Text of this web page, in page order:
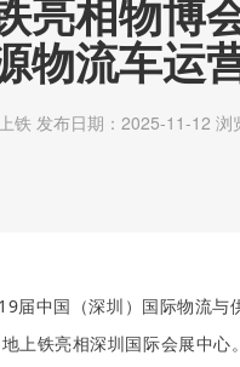
亮相物博
物流车运
铁 发布日期：2025-11-12 浏
届中国（深圳）国际物流与
上铁亮相深圳国际会展中心